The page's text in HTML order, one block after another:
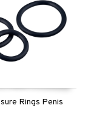
Rings Penis